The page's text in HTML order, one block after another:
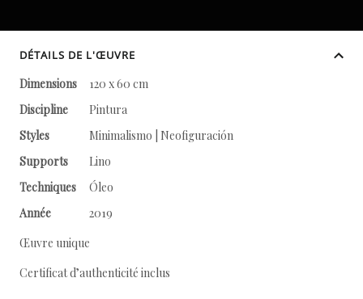
DÉTAILS DE L'ŒUVRE
Dimensions
120 x 60 cm
Discipline
Pintura
Styles
Minimalismo | Neofiguración
Supports
Lino
Techniques
Óleo
Année
2019
Œuvre unique
Certificat d’authenticité inclus